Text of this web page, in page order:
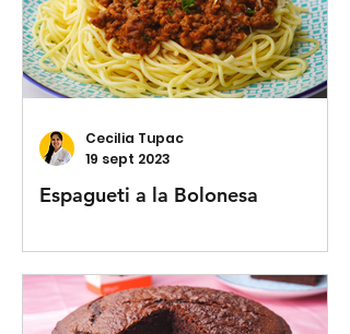
Espagueti a la Bolonesa
Cecilia Tupac
19 sept 2023